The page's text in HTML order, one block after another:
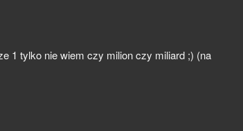
1 tylko nie wiem czy milion czy miliard ;) (na